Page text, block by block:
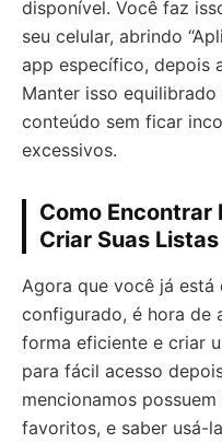
disponível. Você faz
seu celular, abrindo
app específico, depois
Manter isso
conteúdo sem ficar
excessivos.
Como Encontrar
Criar Suas
Agora que você já
configurado, é hora de
forma eficiente e criar
para fácil acesso
mencionamos
favoritos, e saber usá-